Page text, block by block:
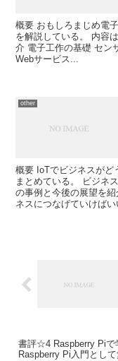
概要 おもしろまじめ電
を解説している。 内容
介 電子工作の基礎 セン
Webサービス...
other
概要 IoTでビジネスがど
まとめている。 ビジネ
の事例と今後の展望を
ネスにつなげていけば
書評☆4 Raspberry Piで
Raspberry Pi入門とし